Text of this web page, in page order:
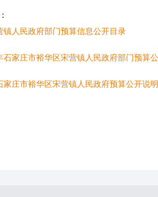
镇人民政府部门预算信息公开目录
石家庄市裕华区宋营镇人民政府部门预算
家庄市裕华区宋营镇人民政府预算公开说明